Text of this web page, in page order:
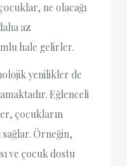
ne olacağı
az
hale gelirler.
yenilikler de
Eğlenceli
çocukların
Örneğin,
ve çocuk dostu